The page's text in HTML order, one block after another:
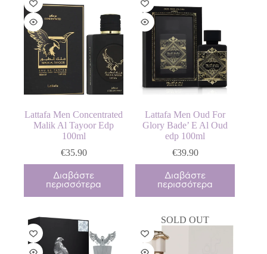
Lattafa Men Concentrated
Malik Al Tayoor Edp
100ml
€35.90
Διαβάστε
περισσότερα
Lattafa Men Oud For
Glory Bade’ E Al Oud
edp 100ml
€39.90
Διαβάστε
περισσότερα
SOLD OUT